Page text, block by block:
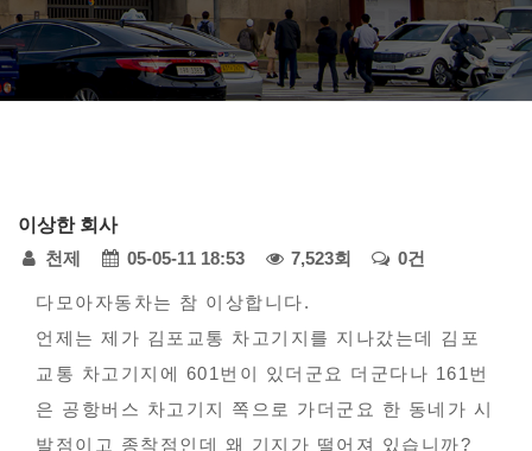
이상한 회사
페
이
지
정
천제 05-05-11 18:53 7,523회 0건
본
문
다모아자동차는 참 이상합니다.
언제는 제가 김포교통 차고기지를 지나갔는데 김포
교통 차고기지에 601번이 있더군요 더군다나 161번
은 공항버스 차고기지 쪽으로 가더군요 한 동네가 시
발점이고 종착점인데 왜 기지가 떨어져 있습니까?